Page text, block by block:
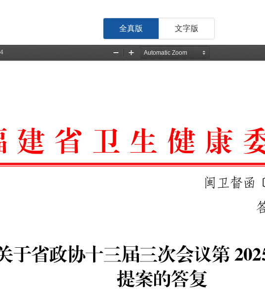
全真版 文字版